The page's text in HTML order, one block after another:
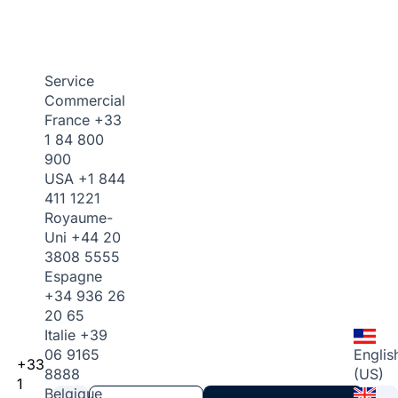
+33
1
Service
Commercial
France +33
1 84 800
900
USA +1 844
411 1221
Royaume-
Uni +44 20
3808 5555
Espagne
+34 936 26
20 65
Italie +39
06 9165
8888
Belgique
(US)